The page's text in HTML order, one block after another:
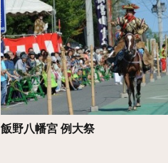
飯野八幡宮 例大祭